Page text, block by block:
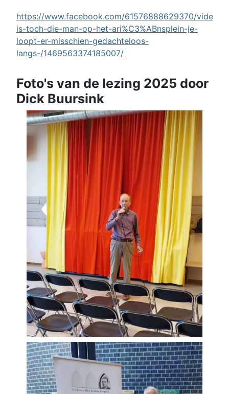
https://www.facebook.com/61576888629370/videos/
is-toch-die-man-op-het-ari%C3%ABnsplein-je-
loopt-er-misschien-gedachteloos-
langs-/1469563374185007/
Foto's van de lezing 2025 door
Dick Buursink